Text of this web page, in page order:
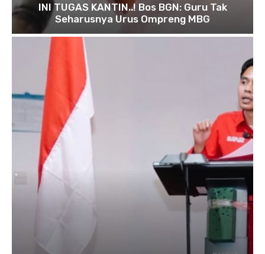
INI TUGAS KANTIN..! Bos BGN: Guru Tak
Seharusnya Urus Ompreng MBG